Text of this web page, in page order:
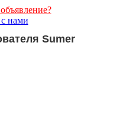
с нами
Sumer